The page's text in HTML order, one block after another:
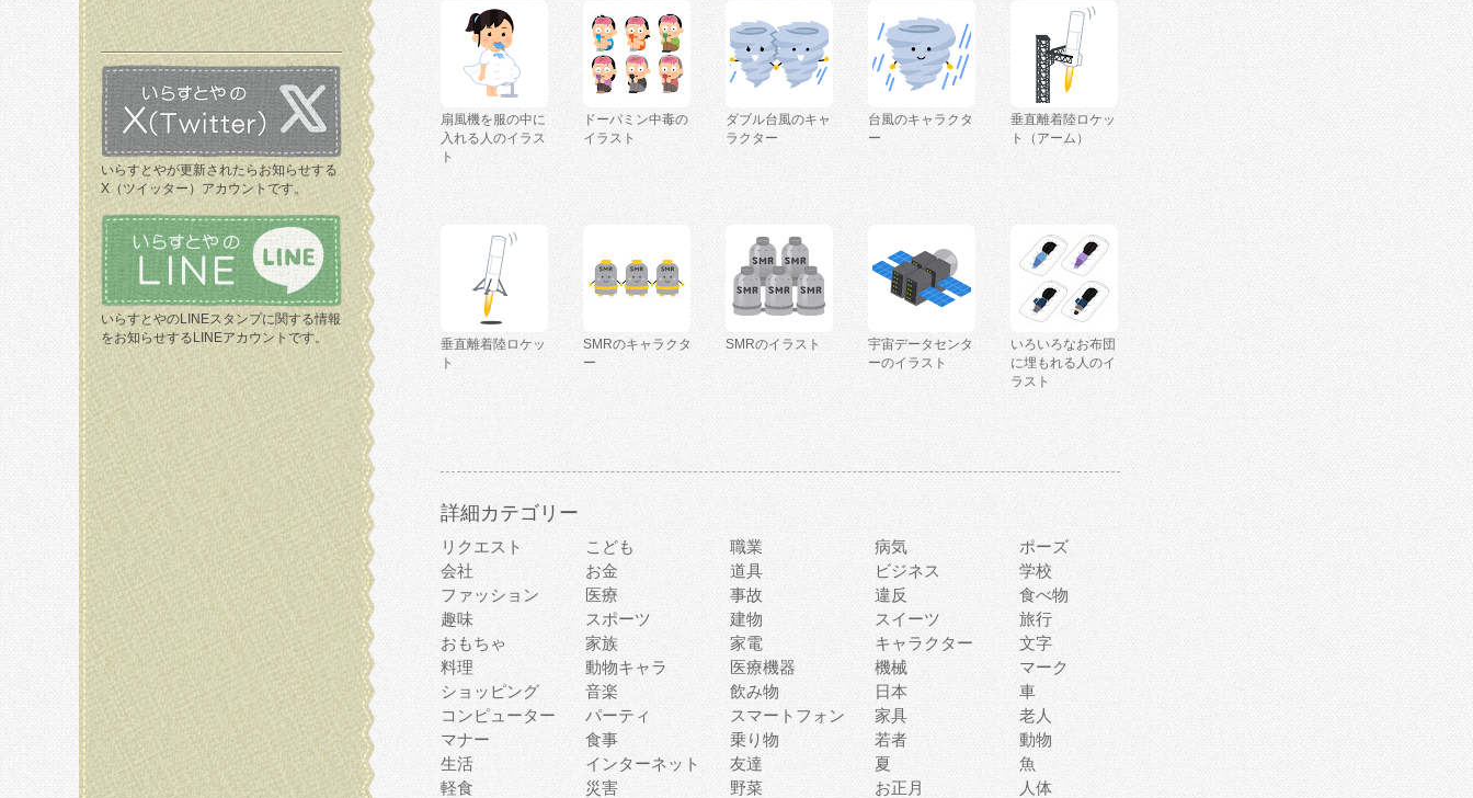
いらすとやが更新されたらお知らせする
X（ツイッター）アカウントです。
いらすとやのLINEスタンプに関する情報
をお知らせするLINEアカウントです。
扇風機を服の中に
入れる人のイラス
ト
ドーパミン中毒の
イラスト
ダブル台風のキャ
ラクター
台風のキャラクタ
ー
垂直離着陸ロケッ
ト（アーム）
垂直離着陸ロケッ
ト
SMRのキャラクタ
ー
SMRのイラスト
宇宙データセンタ
ーのイラスト
いろいろなお布団
に埋もれる人のイ
ラスト
詳細カテゴリー
リクエスト こども 職業 病気
ポーズ
会社
お金 道具 ビジネス
学校
ファッション
医療 事故 違反
食べ物
趣味
スポーツ 建物 スイーツ
旅行
おもちゃ
家族 家電 キャラクター
文字
料理
動物キャラ 医療機器 機械
マーク
ショッピング
音楽 飲み物 日本
車
コンピューター
パーティ スマートフォン 家具
老人
マナー
食事 乗り物 若者
動物
生活
インターネット 友達 夏
魚
軽食
災害 野菜 お正月
人体